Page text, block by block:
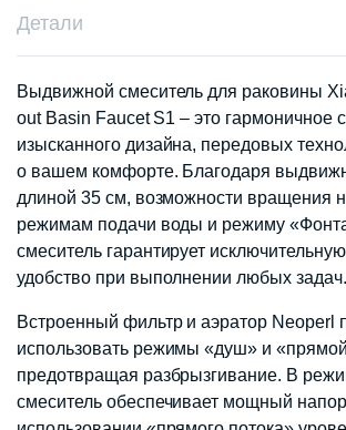
Детали
Выдвижной смеситель для раковины
out Basin Faucet S1 – это гармоничное
изысканного дизайна, передовых
о вашем комфорте. Благодаря
длиной 35 см, возможности вращения
режимам подачи воды и режиму
смеситель гарантирует исключительную
удобство при выполнении любых задач.
Встроенный фильтр и аэратор Neoperl
использовать режимы «душ» и
предотвращая разбрызгивание. В
смеситель обеспечивает мощный